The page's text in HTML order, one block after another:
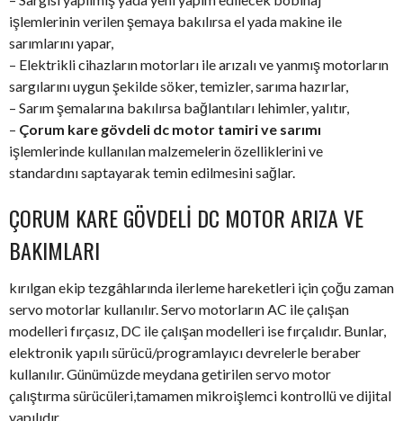
işlemlerinin verilen şemaya bakılırsa el yada makine ile
sarımlarını yapar,
– Elektrikli cihazların motorları ile arızalı ve yanmış motorların
sargılarını uygun şekilde söker, temizler, sarıma hazırlar,
– Sarım şemalarına bakılırsa bağlantıları lehimler, yalıtır,
– Çorum kare gövdeli dc motor tamiri ve sarımı
işlemlerinde kullanılan malzemelerin özelliklerini ve
standardını saptayarak temin edilmesini sağlar.
ÇORUM KARE GÖVDELI DC MOTOR ARIZA VE
BAKIMLARI
kırılgan ekip tezgâhlarında ilerleme hareketleri için çoğu zaman
servo motorlar kullanılır. Servo motorların AC ile çalışan
modelleri fırçasız, DC ile çalışan modelleri ise fırçalıdır. Bunlar,
elektronik yapılı sürücü/programlayıcı devrelerle beraber
kullanılır. Günümüzde meydana getirilen servo motor
çalıştırma sürücüleri,tamamen mikroişlemci kontrollü ve dijital
yapılıdır.